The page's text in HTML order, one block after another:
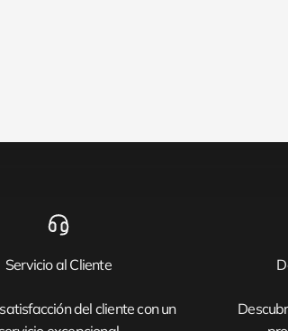
Servicio al Cliente
del cliente con un